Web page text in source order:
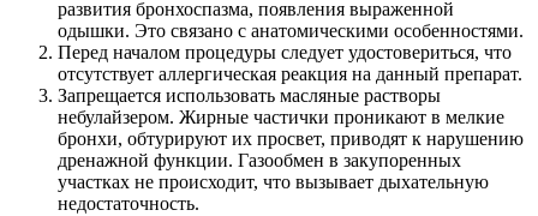
развития бронхоспазма, появления выраженной
одышки. Это связано с анатомическими особенностями.
Перед началом процедуры следует удостовериться, что
отсутствует аллергическая реакция на данный препарат.
Запрещается использовать масляные растворы
небулайзером. Жирные частички проникают в мелкие
бронхи, обтурируют их просвет, приводят к нарушению
дренажной функции. Газообмен в закупоренных
участках не происходит, что вызывает дыхательную
недостаточность.